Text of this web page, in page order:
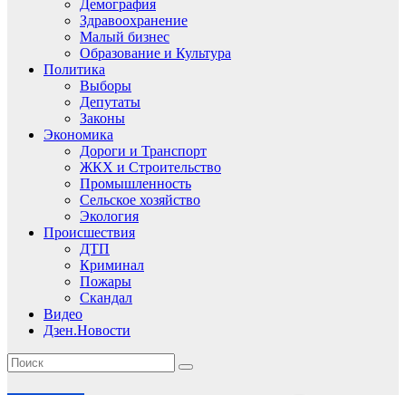
Демография
Здравоохранение
Малый бизнес
Образование и Культура
Политика
Выборы
Депутаты
Законы
Экономика
Дороги и Транспорт
ЖКХ и Строительство
Промышленность
Сельское хозяйство
Экология
Происшествия
ДТП
Криминал
Пожары
Скандал
Видео
Дзен.Новости